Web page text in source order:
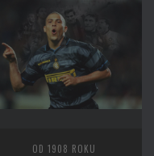
OD 1908 ROKU